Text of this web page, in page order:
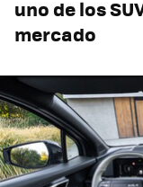
uno de los
mercado